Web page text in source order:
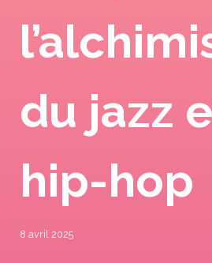
du jazz
hip-hop
8 avril 2025